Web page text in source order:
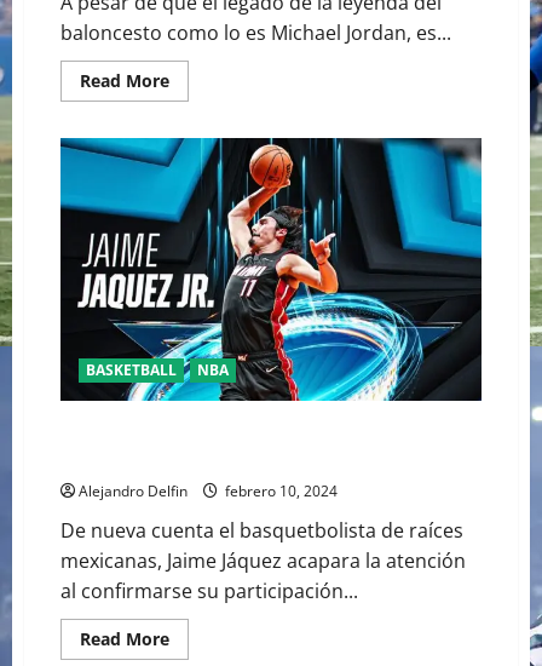
baloncesto como lo es Michael Jordan, es...
Read MoreRead
more
JAMES
LOGRÓ
UNA
MARCA
DE
40,000
PUNTOS
NUNCA
ANTES
VISTA
EN
LA
NBA
BASKETBALL NBA
Alejandro Delfin febrero 10, 2024
De nueva cuenta el basquetbolista de raíces
mexicanas, Jaime Jáquez acapara la atención
al confirmarse su participación...
Read MoreRead
more